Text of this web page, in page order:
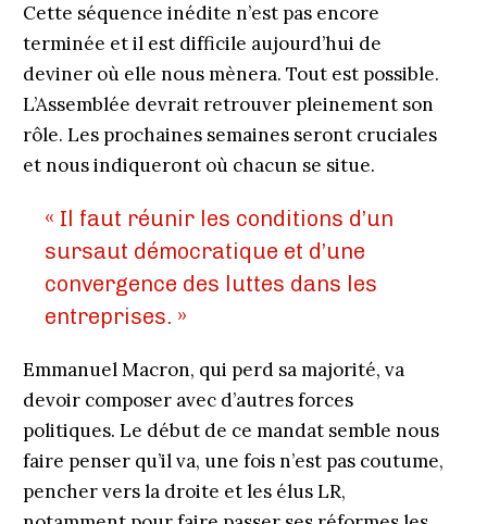
Cette séquence inédite n’est pas encore
terminée et il est difficile aujourd’hui de
deviner où elle nous mènera. Tout est possible.
L’Assemblée devrait retrouver pleinement son
rôle. Les prochaines semaines seront cruciales
et nous indiqueront où chacun se situe.
« Il faut réunir les conditions d’un
sursaut démocratique et d’une
convergence des luttes dans les
entreprises. »
Emmanuel Macron, qui perd sa majorité, va
devoir composer avec d’autres forces
politiques. Le début de ce mandat semble nous
faire penser qu’il va, une fois n’est pas coutume,
pencher vers la droite et les élus LR,